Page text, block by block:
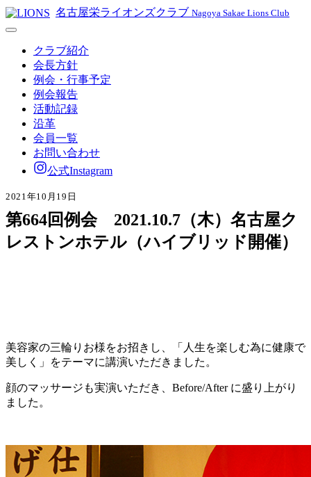
名古屋栄ライオンズクラブ Nagoya Sakae Lions Club
クラブ紹介
会長方針
例会・行事予定
例会報告
活動記録
沿革
会員一覧
お問い合わせ
公式Instagram
2021年10月19日
第664回例会 2021.10.7（木）名古屋ク
レストンホテル（ハイブリッド開催）
美容家の三輪りお様をお招きし、「人生を楽しむ為に健康で
美しく」をテーマに講演いただきました。
顔のマッサージも実演いただき、Before/After に盛り上がり
ました。